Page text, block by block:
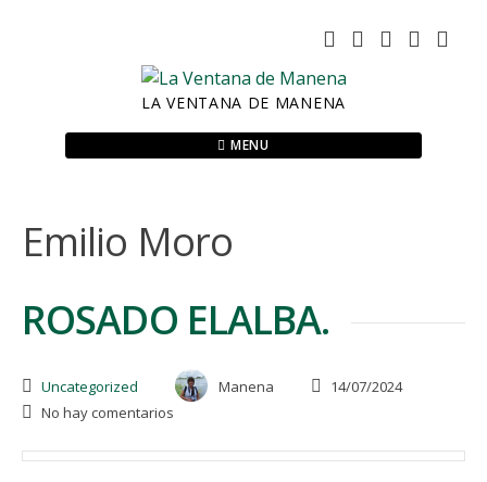
LA VENTANA DE MANENA
MENU
Emilio Moro
ROSADO ELALBA.
Uncategorized Manena
14/07/2024
No hay comentarios